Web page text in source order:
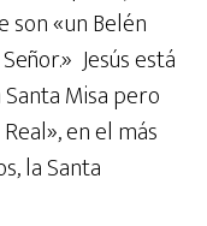
«un Belén
Jesús está
Misa pero
en el más
la Santa